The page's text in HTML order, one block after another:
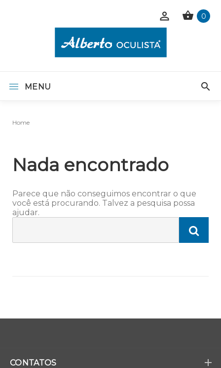
0
MENU
Home
Nada encontrado
Parece que não conseguimos encontrar o que
você está procurando. Talvez a pesquisa possa
ajudar.
CONTATOS